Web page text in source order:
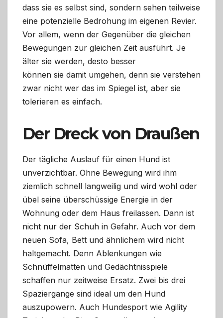
dass sie es selbst sind, sondern sehen teilweise
eine potenzielle Bedrohung im eigenen Revier.
Vor allem, wenn der Gegenüber die gleichen
Bewegungen zur gleichen Zeit ausführt. Je
älter sie werden, desto besser
können sie damit umgehen, denn sie verstehen
zwar nicht wer das im Spiegel ist, aber sie
tolerieren es einfach.
Der Dreck von Draußen
Der tägliche Auslauf für einen Hund ist
unverzichtbar. Ohne Bewegung wird ihm
ziemlich schnell langweilig und wird wohl oder
übel seine überschüssige Energie in der
Wohnung oder dem Haus freilassen. Dann ist
nicht nur der Schuh in Gefahr. Auch vor dem
neuen Sofa, Bett und ähnlichem wird nicht
haltgemacht. Denn Ablenkungen wie
Schnüffelmatten und Gedächtnisspiele
schaffen nur zeitweise Ersatz. Zwei bis drei
Spaziergänge sind ideal um den Hund
auszupowern. Auch Hundesport wie Agility